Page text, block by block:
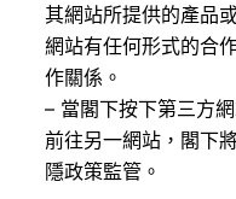
其網站所提供的產品
網站有任何形式的合
作關係。
– 當閣下按下第三方
前往另一網站，閣下
隱政策監管。